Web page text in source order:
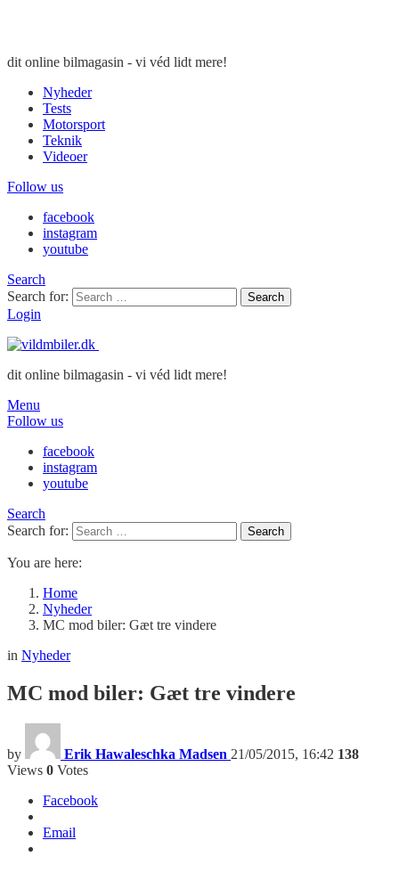
dit online bilmagasin - vi véd lidt mere!
Nyheder
Tests
Motorsport
Teknik
Videoer
Follow us
facebook
instagram
youtube
Search
Search for:
Search
Login
dit online bilmagasin - vi véd lidt mere!
Menu
Follow us
facebook
instagram
youtube
Search
Search for:
Search
You are here:
Home
Nyheder
MC mod biler: Gæt tre vindere
in Nyheder
MC mod biler: Gæt tre vindere
by Erik Hawaleschka Madsen 21/05/2015, 16:42 138
Views 0 Votes
Facebook
Email